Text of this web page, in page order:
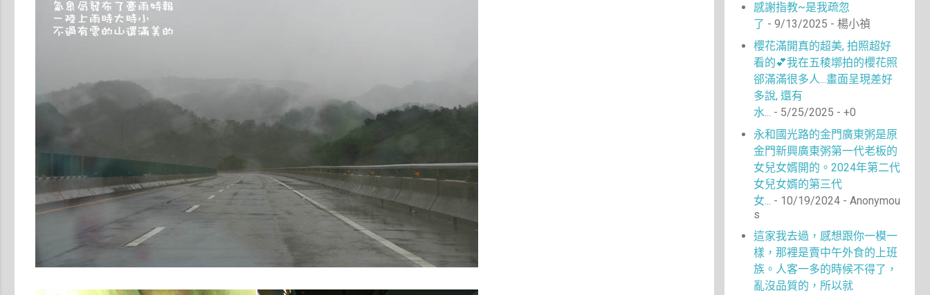
少披薩店，一字排開
的各式披薩看起來琳
瑯滿目，走進店內就
能點上一塊喜愛的口
味大快朵頤，真的好
懷念啊！沒想到台灣
也有類似的披薩店。
走！就到高雄吃披薩
感謝指教~是我疏忽
了 - 9/13/2025 - 楊小禎
櫻花滿開真的超美, 拍照超好
看的💕我在五稜墎拍的櫻花照
郤滿滿很多人...畫面呈現差好
多說, 還有
水... - 5/25/2025 - +0
永和國光路的金門廣東粥是原
金門新興廣東粥第一代老板的
女兒女婿開的。2024年第二代
女兒女婿的第三代
女... - 10/19/2024 - Anonymou
s
這家我去過，感想跟你一模一
樣，那裡是賣中午外食的上班
族。人客一多的時候不得了，
亂沒品質的，所以就